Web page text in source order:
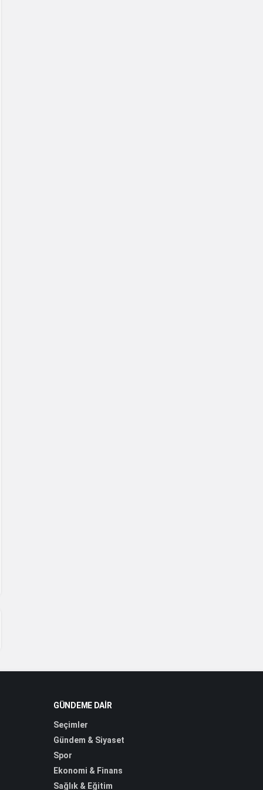
GÜNDEME DAIR
Seçimler
Gündem & Siyaset
Spor
Ekonomi & Finans
Sağlık & Eğitim